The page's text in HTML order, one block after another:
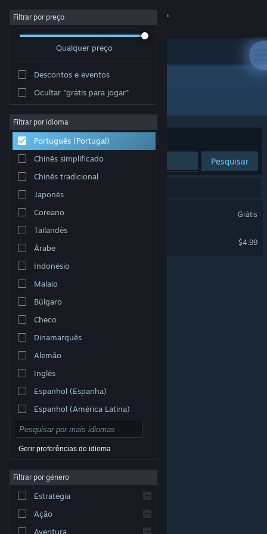
Iniciar sessão
Sobre
Apoio
Alterar idioma
Instala a app móvel do Steam
Ver versão para computadores
© Valve Corporation. Todos os direitos reservados.
respetivos proprietários nos E.U.A. e outros países.
Acessibilidade
Reembolsos|Cookies
Filtrar por preço
Qualquer preço
Descontos e eventos
Ocultar "grátis para jogar"
Filtrar por idioma
Português (Portugal)
Chinês simplificado
Chinês tradicional
Japonês
Coreano
Tailandês
Árabe
Indonésio
Malaio
Búlgaro
Checo
Dinamarquês
Alemão
Inglês
Espanhol (Espanha)
Espanhol (América Latina)
Gerir preferências de idioma
Filtrar por género
Estratégia
Ação
Aventura
Developer: Sky
Ordenar por Relevância
Pesquisar
Grátis
$4.99